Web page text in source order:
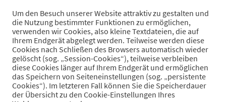
Um den Besuch unserer Website attraktiv zu gestalten und
die Nutzung bestimmter Funktionen zu ermöglichen,
verwenden wir Cookies, also kleine Textdateien, die auf
Ihrem Endgerät abgelegt werden. Teilweise werden diese
Cookies nach Schließen des Browsers automatisch wieder
gelöscht (sog. „Session-Cookies“), teilweise verbleiben
diese Cookies länger auf Ihrem Endgerät und ermöglichen
das Speichern von Seiteneinstellungen (sog. „persistente
Cookies“). Im letzteren Fall können Sie die Speicherdauer
der Übersicht zu den Cookie-Einstellungen Ihres